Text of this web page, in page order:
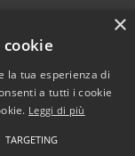
© 2026 • Comune di
dall'Argine •
byMunicipium
×
la tua esperienza di
a tutti i cookie
Leggi di più
TARGETING